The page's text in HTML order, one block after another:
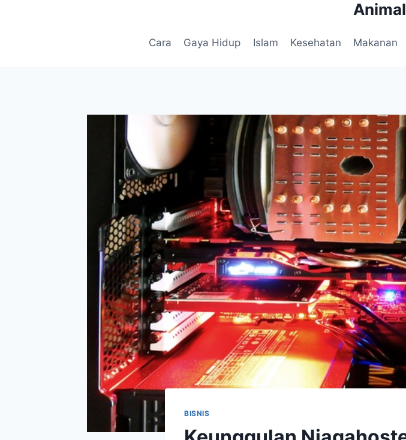
Cara Gaya Hidup Islam Kesehatan Makanan
BISNIS